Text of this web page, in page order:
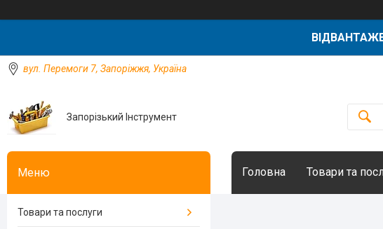
вул. Перемоги 7, Запоріжжя, Україна
Запорізький Інструмент
Головна Товари та
Товари та послуги